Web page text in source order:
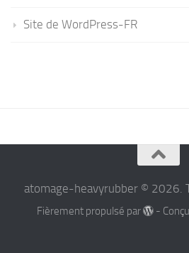
Site de WordPress-FR
atomage-heavyrubber © 2026.
Fièrement propulsé par -